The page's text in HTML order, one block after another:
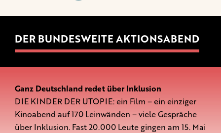
DER BUNDESWEITE AKTIONSABEND
Ganz Deutschland redet über Inklusion
DIE KINDER DER UTOPIE: ein Film – ein einziger
Kinoabend auf 170 Leinwänden – viele Gespräche
über Inklusion. Fast 20.000 Leute gingen am 15. Mai